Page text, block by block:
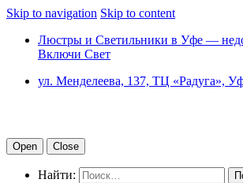
Skip to navigation Skip to content
Люстры и Светильники в Уфе —
Включи Свет
ул. Менделеева, 137, ТЦ «Радуга»,
Open Close
Найти: